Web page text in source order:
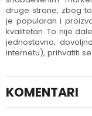
druge strane, zbog
je popularan i
kvalitetan. To nije
jednostavno,
internetu), prihvatiti
KOMENTARI